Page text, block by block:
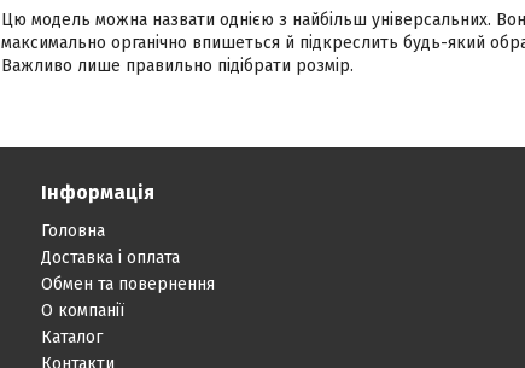
Цю модель можна назвати однією з найбільш універсальних.
максимально органічно впишеться й підкреслить будь-який
Важливо лише правильно підібрати розмір.
Інформація
Головна
Доставка і оплата
Обмен та повернення
О компанії
Каталог